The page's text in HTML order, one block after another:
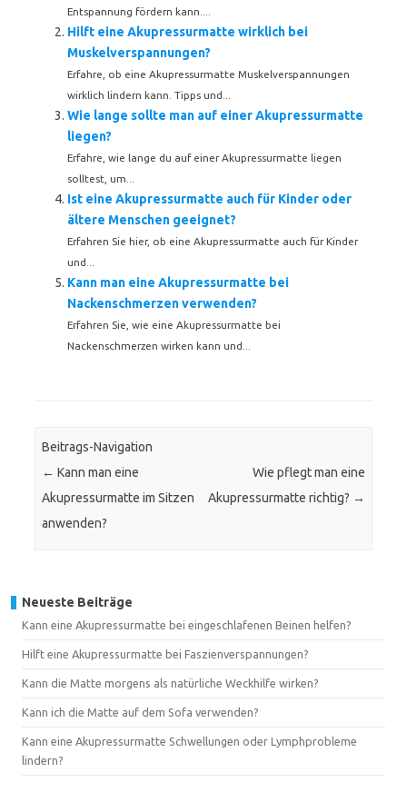
Entspannung fördern kann....
Hilft eine Akupressurmatte wirklich bei
Muskelverspannungen?
Erfahre, ob eine Akupressurmatte Muskelverspannungen
wirklich lindern kann. Tipps und...
Wie lange sollte man auf einer Akupressurmatte
liegen?
Erfahre, wie lange du auf einer Akupressurmatte liegen
solltest, um...
Ist eine Akupressurmatte auch für Kinder oder
ältere Menschen geeignet?
Erfahren Sie hier, ob eine Akupressurmatte auch für Kinder
und...
Kann man eine Akupressurmatte bei
Nackenschmerzen verwenden?
Erfahren Sie, wie eine Akupressurmatte bei
Nackenschmerzen wirken kann und...
Beitrags-Navigation
← Kann man eine
Akupressurmatte im Sitzen
anwenden?
Wie pflegt man eine
Akupressurmatte richtig? →
Neueste Beiträge
Kann eine Akupressurmatte bei eingeschlafenen Beinen helfen?
Hilft eine Akupressurmatte bei Faszienverspannungen?
Kann die Matte morgens als natürliche Weckhilfe wirken?
Kann ich die Matte auf dem Sofa verwenden?
Kann eine Akupressurmatte Schwellungen oder Lymphprobleme
lindern?